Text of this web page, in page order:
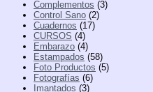
Complementos (3)
Control Sano (2)
Cuadernos (17)
CURSOS (4)
Embarazo (4)
Estampados (58)
Foto Productos (5)
Fotografías (6)
Imantados (3)